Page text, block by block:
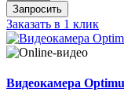
Запросить
Заказать в 1 клик
Видеокамера